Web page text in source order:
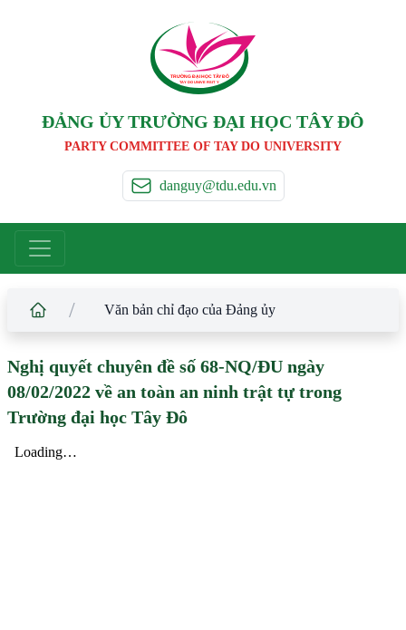
TRƯỜNG ĐẠI HỌC TÂY ĐÔ
TAY DO UNIVERSIT Y
ĐẢNG ỦY TRƯỜNG ĐẠI HỌC TÂY ĐÔ
PARTY COMMITTEE OF TAY DO UNIVERSITY
danguy@tdu.edu.vn
/ Văn bản chỉ đạo của Đảng ủy
Nghị quyết chuyên đề số 68-NQ/ĐU ngày
08/02/2022 về an toàn an ninh trật tự trong
Trường đại học Tây Đô